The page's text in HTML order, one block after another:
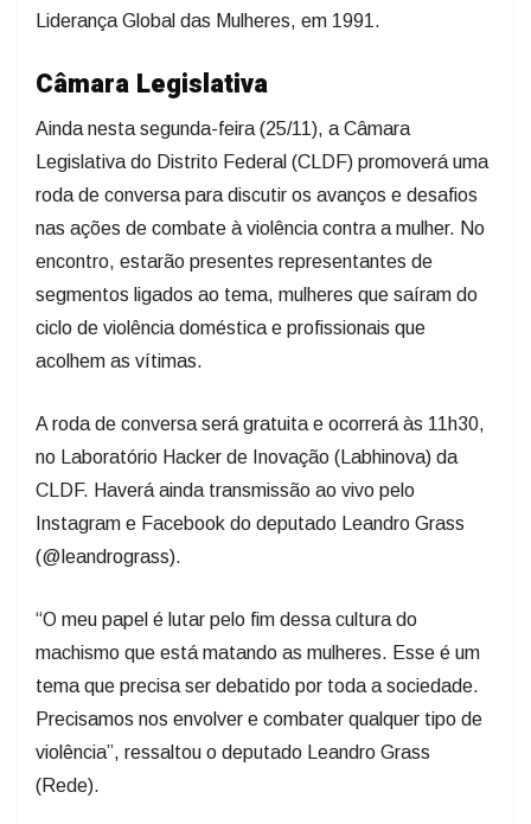
Liderança Global das Mulheres, em 1991.
Câmara Legislativa
Ainda nesta segunda-feira (25/11), a Câmara
Legislativa do Distrito Federal (CLDF) promoverá uma
roda de conversa para discutir os avanços e desafios
nas ações de combate à violência contra a mulher. No
encontro, estarão presentes representantes de
segmentos ligados ao tema, mulheres que saíram do
ciclo de violência doméstica e profissionais que
acolhem as vítimas.
A roda de conversa será gratuita e ocorrerá às 11h30,
no Laboratório Hacker de Inovação (Labhinova) da
CLDF. Haverá ainda transmissão ao vivo pelo
Instagram e Facebook do deputado Leandro Grass
(@leandrograss).
“O meu papel é lutar pelo fim dessa cultura do
machismo que está matando as mulheres. Esse é um
tema que precisa ser debatido por toda a sociedade.
Precisamos nos envolver e combater qualquer tipo de
violência”, ressaltou o deputado Leandro Grass
(Rede).